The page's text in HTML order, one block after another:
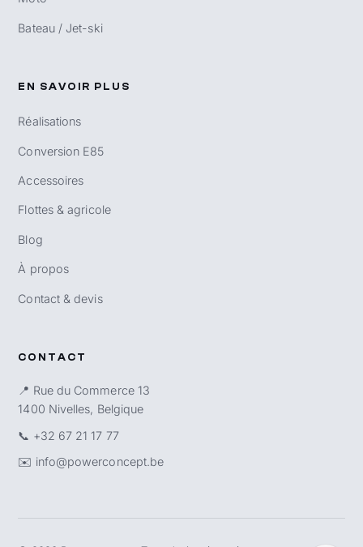
Bateau / Jet-ski
EN SAVOIR PLUS
Réalisations
Conversion E85
Accessoires
Flottes & agricole
Blog
À propos
Contact & devis
CONTACT
📍 Rue du Commerce 13
1400 Nivelles, Belgique
📞 +32 67 21 17 77
✉️ info@powerconcept.be